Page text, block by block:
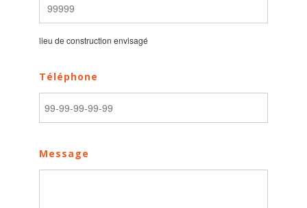
lieu de construction envisagé
Téléphone
Message